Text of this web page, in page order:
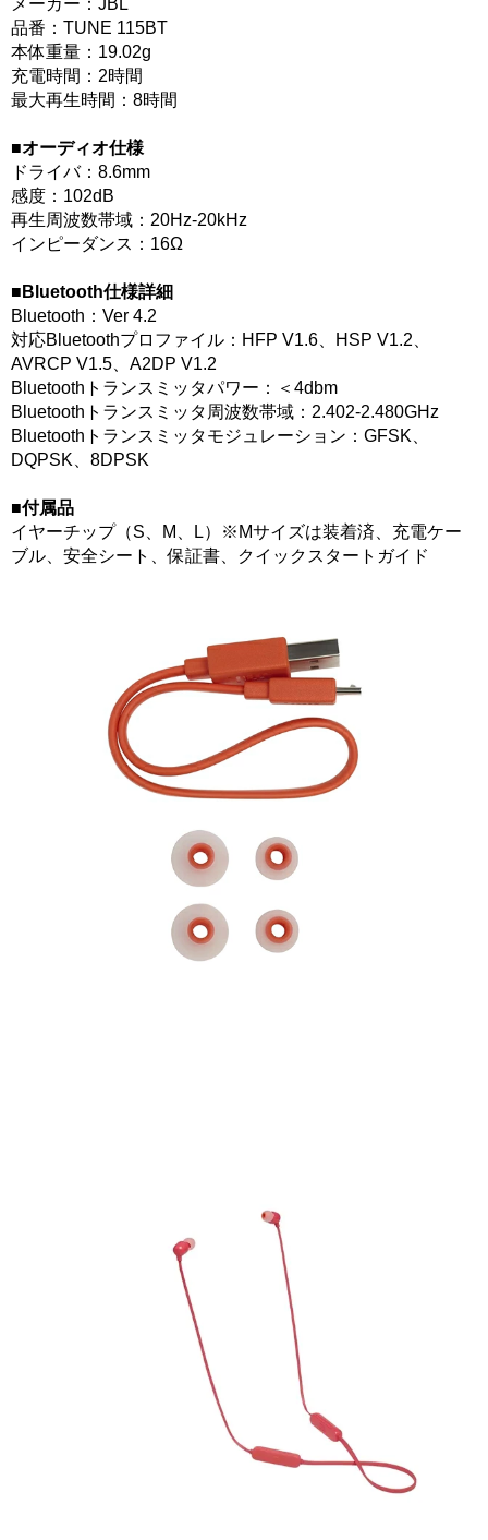
メーカー：JBL
品番：TUNE 115BT
本体重量：19.02g
充電時間：2時間
最大再生時間：8時間
■オーディオ仕様
ドライバ：8.6mm
感度：102dB
再生周波数帯域：20Hz-20kHz
インピーダンス：16Ω
■Bluetooth仕様詳細
Bluetooth：Ver 4.2
対応Bluetoothプロファイル：HFP V1.6、HSP V1.2、
AVRCP V1.5、A2DP V1.2
Bluetoothトランスミッタパワー：＜4dbm
Bluetoothトランスミッタ周波数帯域：2.402-2.480GHz
Bluetoothトランスミッタモジュレーション：GFSK、
DQPSK、8DPSK
■付属品
イヤーチップ（S、M、L）※Mサイズは装着済、充電ケー
ブル、安全シート、保証書、クイックスタートガイド